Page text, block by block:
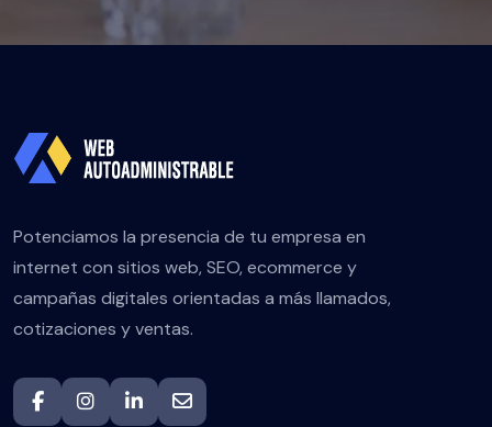
Potenciamos la presencia de tu empresa en
internet con sitios web, SEO, ecommerce y
campañas digitales orientadas a más llamados,
cotizaciones y ventas.